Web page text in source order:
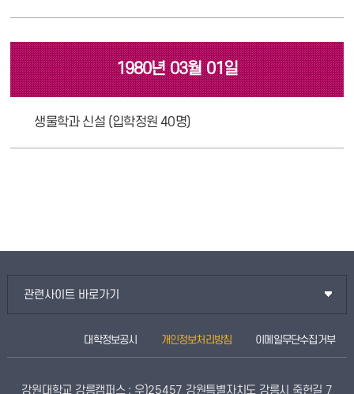
1980년 03월 01일
생물학과 신설 (입학정원 40명)
관련사이트 바로가기
대학정보공시 개인정보처리방침 이메일무단수집거부
강원대학교 강릉캠퍼스 : 우)25457 강원특별자치도 강릉시 죽헌길 7